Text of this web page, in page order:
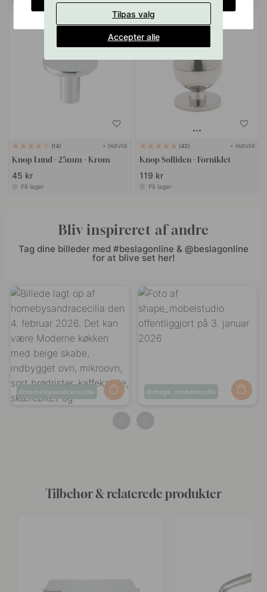
På lager
14 + FARVER
Knop Lund - 25mm - Krom
45 kr
På lager
POPULAR
43 + FARVER
Knop Solliden - Forniklet
119 kr
På lager
Bliv inspireret af andre
Tag dine billeder med #beslagonline & @beslagonline
for at blive set her!
Opslag
homebysandracecilia
Opslag
shape_mobelstudio
Tilbehør & relaterede produkter
Tilpas valg
Accepter alle